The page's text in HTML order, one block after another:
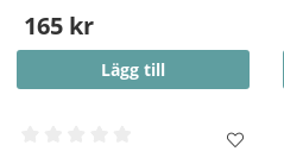
165 kr
Lägg till